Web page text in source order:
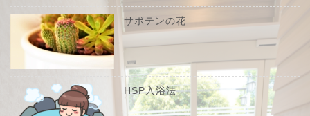
サボテンの花
HSP入浴法